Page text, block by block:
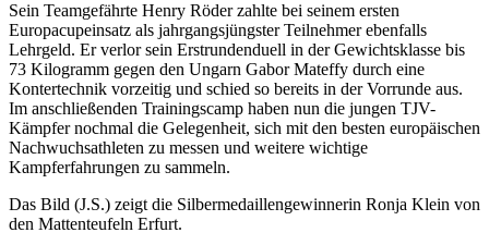
Sein Teamgefährte Henry Röder zahlte bei seinem ersten
Europacupeinsatz als jahrgangsjüngster Teilnehmer ebenfalls
Lehrgeld. Er verlor sein Erstrundenduell in der Gewichtsklasse bis
73 Kilogramm gegen den Ungarn Gabor Mateffy durch eine
Kontertechnik vorzeitig und schied so bereits in der Vorrunde aus.
Im anschließenden Trainingscamp haben nun die jungen TJV-
Kämpfer nochmal die Gelegenheit, sich mit den besten europäischen
Nachwuchsathleten zu messen und weitere wichtige
Kampferfahrungen zu sammeln.
Das Bild (J.S.) zeigt die Silbermedaillengewinnerin Ronja Klein von
den Mattenteufeln Erfurt.